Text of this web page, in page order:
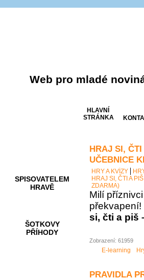
Web pro mladé
HLAVNÍ
STRÁNKA
SPISOVATELEM
HRAVĚ
ŠOTKOVY
PŘÍHODY
HRAJ SI,
UČEBNICE
HRY A KVÍZY
HRAJ SI, ČTI A
ZDARMA)
Milí
si, čti a piš
Zobrazení: 61959
E-learning
PRAVIDLA